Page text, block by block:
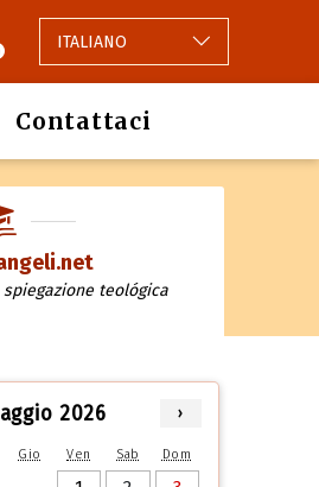
ITALIANO
Contattaci
spiegazione teológica
2026 ›
Gio Ven Sab Dom